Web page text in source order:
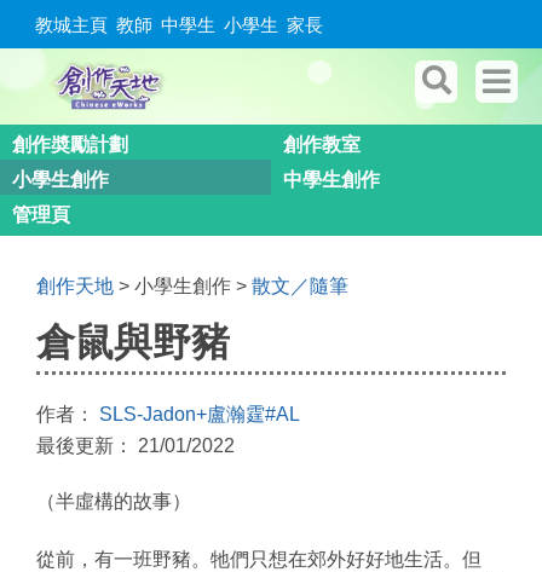
教城主頁 教師 中學生 小學生 家長
創作奬勵計劃
創作教室
小學生創作
中學生創作
管理頁
創作天地 > 小學生創作 > 散文／隨筆
倉鼠與野豬
作者： SLS-Jadon+盧瀚霆#AL
最後更新： 21/01/2022
（半虛構的故事）
從前，有一班野豬。牠們只想在郊外好好地生活。但